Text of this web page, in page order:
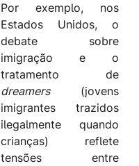
Por exemplo, nos
Estados Unidos, o
debate sobre
imigração e o
tratamento de
dreamers(jovens
imigrantes trazidos
ilegalmente quando
crianças) reflete
tensões entre